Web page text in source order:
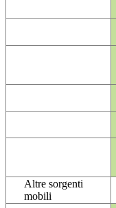
Altre sorgenti
mobili